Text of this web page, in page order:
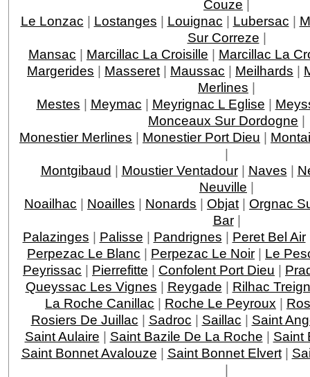
Couze |
Le Lonzac | Lostanges | Louignac | Lubersac |
Sur Correze |
Mansac | Marcillac La Croisille | Marcillac La
Margerides | Masseret | Maussac | Meilhards |
Merlines |
Mestes | Meymac | Meyrignac L Eglise |
Monceaux Sur Dordogne |
Monestier Merlines | Monestier Port Dieu |
|
Montgibaud | Moustier Ventadour| Naves |
Neuville |
Noailhac | Noailles | Nonards | Objat | Orgnac
Bar|
Palazinges | Palisse | Pandrignes | Peret Bel Air
Perpezac Le Blanc | Perpezac Le Noir | Le
Peyrissac | Pierrefitte | Confolent Port Dieu |
Queyssac Les Vignes | Reygade | Rilhac
La Roche Canillac | Roche Le Peyroux |
Rosiers De Juillac | Sadroc | Saillac | Saint
Saint Aulaire | Saint Bazile De La Roche | Saint
Saint Bonnet Avalouze | Saint Bonnet Elvert|
|